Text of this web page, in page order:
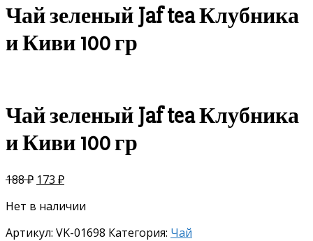
Чай зеленый Jaf tea Клубника
и Киви 100 гр
Чай зеленый Jaf tea Клубника
и Киви 100 гр
188₽ 173 ₽
Нет в наличии
Артикул: VK-01698 Категория: Чай